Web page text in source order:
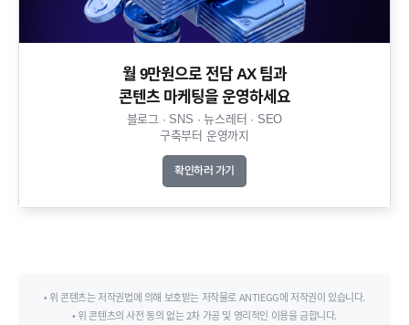
월 9만원으로 전담 AX 팀과
콘텐츠 마케팅을 운영하세요​
블로그 · SNS · 뉴스레터 · SEO
구축부터 운영까지​
확인하러 가기
• 위 콘텐츠는 저작권법에 의해 보호받는 저작물로 ANTIEGG에 저작권이 있습니다.
• 위 콘텐츠의 사전 동의 없는 2차 가공 및 영리적인 이용을 금합니다.